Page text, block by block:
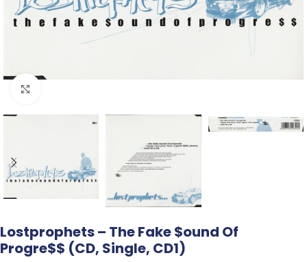
Lostprophets – The Fake $ound Of
Progre$$ (CD, Single, CD1)